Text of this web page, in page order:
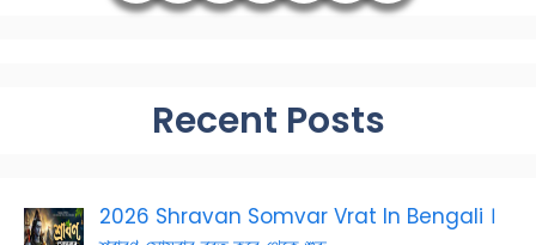
Recent Posts
2026 Shravan Somvar Vrat In Bengali ।